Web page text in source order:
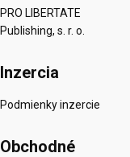
PRO LIBERTATE
Publishing, s. r. o.
Inzercia
Podmienky inzercie
Obchodné